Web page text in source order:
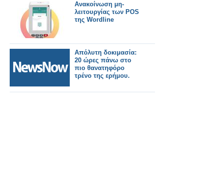
Ανακοίνωση μη-
λειτουργίας των POS
της Wordline
Απόλυτη δοκιμασία:
20 ώρες πάνω στο
πιο θανατηφόρο
τρένο της ερήμου.